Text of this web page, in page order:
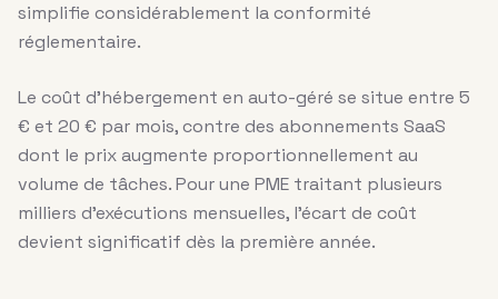
simplifie considérablement la conformité
réglementaire.
Le coût d’hébergement en auto-géré se situe entre 5
€ et 20 € par mois, contre des abonnements SaaS
dont le prix augmente proportionnellement au
volume de tâches. Pour une PME traitant plusieurs
milliers d’exécutions mensuelles, l’écart de coût
devient significatif dès la première année.